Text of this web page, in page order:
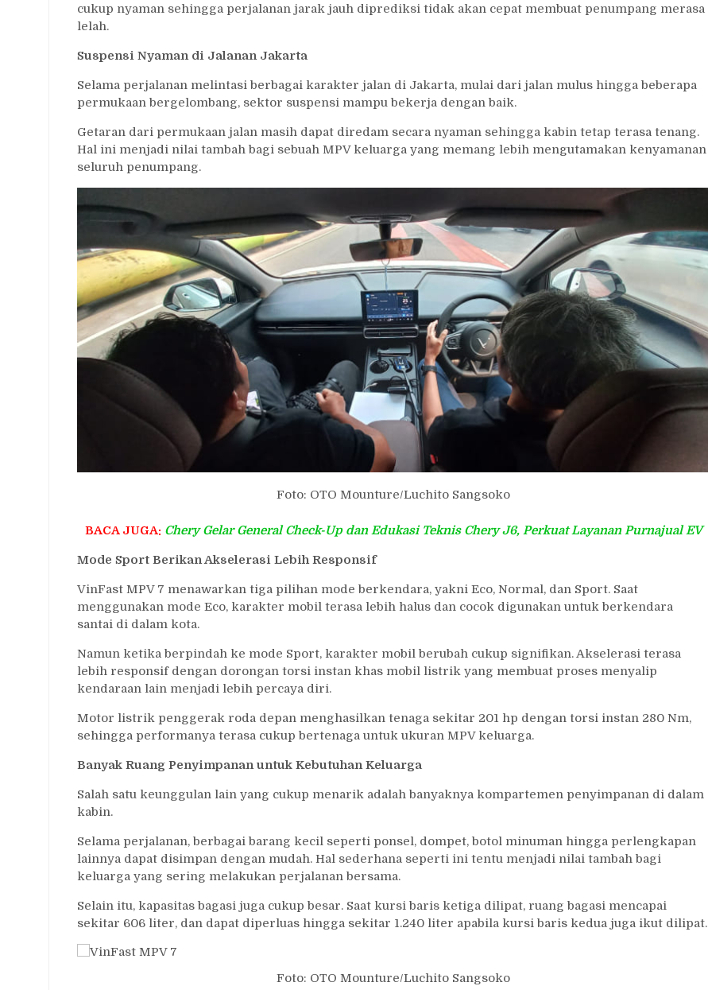
cukup nyaman sehingga perjalanan jarak jauh diprediksi tidak akan cepat membuat penumpang merasa
lelah.
Suspensi Nyaman di Jalanan Jakarta
Selama perjalanan melintasi berbagai karakter jalan di Jakarta, mulai dari jalan mulus hingga beberapa
permukaan bergelombang, sektor suspensi mampu bekerja dengan baik.
Getaran dari permukaan jalan masih dapat diredam secara nyaman sehingga kabin tetap terasa tenang.
Hal ini menjadi nilai tambah bagi sebuah MPV keluarga yang memang lebih mengutamakan kenyamanan
seluruh penumpang.
Foto: OTO Mounture/Luchito Sangsoko
BACA JUGA: Chery Gelar General Check-Up dan Edukasi Teknis Chery J6, Perkuat Layanan Purnajual EV
Mode Sport Berikan Akselerasi Lebih Responsif
VinFast MPV 7 menawarkan tiga pilihan mode berkendara, yakni Eco, Normal, dan Sport. Saat
menggunakan mode Eco, karakter mobil terasa lebih halus dan cocok digunakan untuk berkendara
santai di dalam kota.
Namun ketika berpindah ke mode Sport, karakter mobil berubah cukup signifikan. Akselerasi terasa
lebih responsif dengan dorongan torsi instan khas mobil listrik yang membuat proses menyalip
kendaraan lain menjadi lebih percaya diri.
Motor listrik penggerak roda depan menghasilkan tenaga sekitar 201 hp dengan torsi instan 280 Nm,
sehingga performanya terasa cukup bertenaga untuk ukuran MPV keluarga.
Banyak Ruang Penyimpanan untuk Kebutuhan Keluarga
Salah satu keunggulan lain yang cukup menarik adalah banyaknya kompartemen penyimpanan di dalam
kabin.
Selama perjalanan, berbagai barang kecil seperti ponsel, dompet, botol minuman hingga perlengkapan
lainnya dapat disimpan dengan mudah. Hal sederhana seperti ini tentu menjadi nilai tambah bagi
keluarga yang sering melakukan perjalanan bersama.
Selain itu, kapasitas bagasi juga cukup besar. Saat kursi baris ketiga dilipat, ruang bagasi mencapai
sekitar 606 liter, dan dapat diperluas hingga sekitar 1.240 liter apabila kursi baris kedua juga ikut dilipat.
Foto: OTO Mounture/Luchito Sangsoko